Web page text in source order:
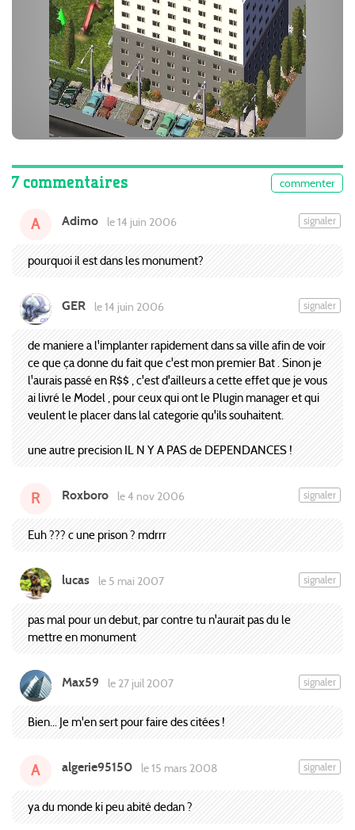
7 commentaires commenter
A Adimo le 14 juin 2006 signaler
pourquoi il est dans les monument?
GER le 14 juin 2006 signaler
de maniere a l'implanter rapidement dans sa ville afin de voir
ce que ça donne du fait que c'est mon premier Bat . Sinon je
l'aurais passé en R$$ , c'est d'ailleurs a cette effet que je vous
ai livré le Model , pour ceux qui ont le Plugin manager et qui
veulent le placer dans lal categorie qu'ils souhaitent.
une autre precision IL N Y A PAS de DEPENDANCES !
R Roxboro le 4 nov 2006 signaler
Euh ??? c une prison ? mdrrr
lucas le 5 mai 2007 signaler
pas mal pour un debut, par contre tu n'aurait pas du le
mettre en monument
Max59 le 27 juil 2007 signaler
Bien... Je m'en sert pour faire des citées !
A algerie95150 le 15 mars 2008 signaler
ya du monde ki peu abité dedan ?